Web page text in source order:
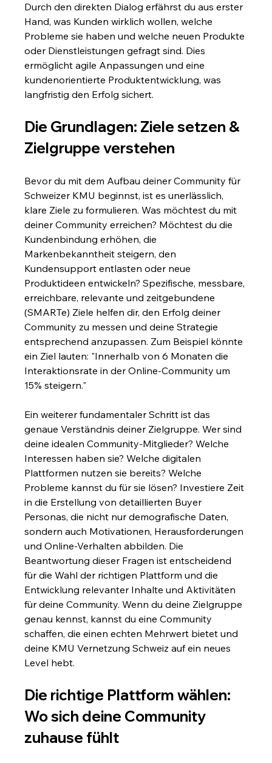
Durch den direkten Dialog erfährst du aus erster
Hand, was Kunden wirklich wollen, welche
Probleme sie haben und welche neuen Produkte
oder Dienstleistungen gefragt sind. Dies
ermöglicht agile Anpassungen und eine
kundenorientierte Produktentwicklung, was
langfristig den Erfolg sichert.
Die Grundlagen: Ziele setzen &
Zielgruppe verstehen
Bevor du mit dem Aufbau deiner Community für
Schweizer KMU beginnst, ist es unerlässlich,
klare Ziele zu formulieren. Was möchtest du mit
deiner Community erreichen? Möchtest du die
Kundenbindung erhöhen, die
Markenbekanntheit steigern, den
Kundensupport entlasten oder neue
Produktideen entwickeln? Spezifische, messbare,
erreichbare, relevante und zeitgebundene
(SMARTe) Ziele helfen dir, den Erfolg deiner
Community zu messen und deine Strategie
entsprechend anzupassen. Zum Beispiel könnte
ein Ziel lauten: "Innerhalb von 6 Monaten die
Interaktionsrate in der Online-Community um
15% steigern."
Ein weiterer fundamentaler Schritt ist das
genaue Verständnis deiner Zielgruppe. Wer sind
deine idealen Community-Mitglieder? Welche
Interessen haben sie? Welche digitalen
Plattformen nutzen sie bereits? Welche
Probleme kannst du für sie lösen? Investiere Zeit
in die Erstellung von detaillierten Buyer
Personas, die nicht nur demografische Daten,
sondern auch Motivationen, Herausforderungen
und Online-Verhalten abbilden. Die
Beantwortung dieser Fragen ist entscheidend
für die Wahl der richtigen Plattform und die
Entwicklung relevanter Inhalte und Aktivitäten
für deine Community. Wenn du deine Zielgruppe
genau kennst, kannst du eine Community
schaffen, die einen echten Mehrwert bietet und
deine KMU Vernetzung Schweiz auf ein neues
Level hebt.
Die richtige Plattform wählen:
Wo sich deine Community
zuhause fühlt